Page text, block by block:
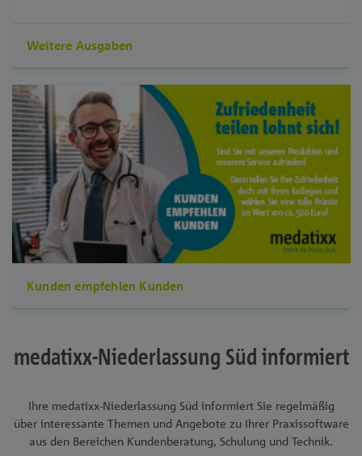
Weitere Ausgaben
Kunden empfehlen Kunden
medatixx-Niederlassung Süd informiert
Ihre medatixx-Niederlassung Süd informiert Sie regelmäßig
über interessante Themen und Angebote zu Ihrer Praxissoftware
aus den Bereichen Kundenberatung, Schulung und Technik.